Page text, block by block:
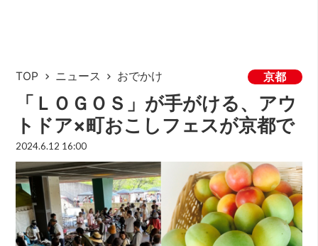
TOP ニュース おでかけ 京都
「ＬＯＧＯＳ」が手がける、アウ
トドア×町おこしフェスが京都で
2024.6.12 16:00